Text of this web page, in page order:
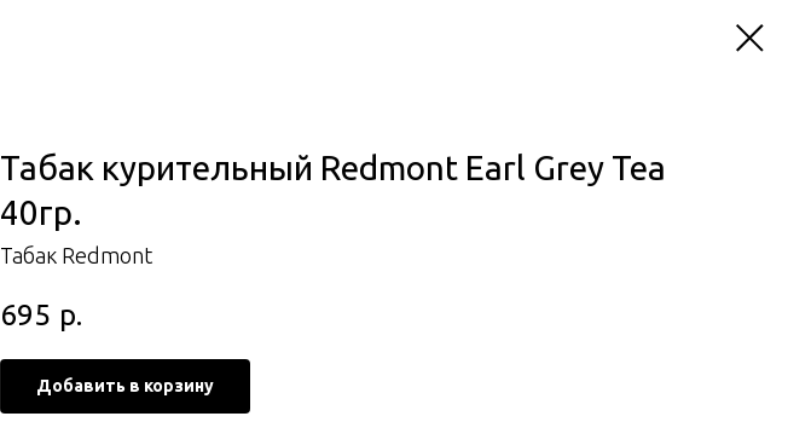
Табак курительный Redmont Earl Grey Tea
40гр.
Табак Redmont
695 р.
Добавить в корзину